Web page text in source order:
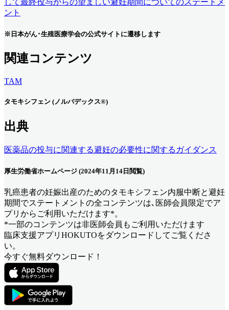
して最終投与からの望ましい避妊期間についてのステートメ
ント
※日本がん･生殖医療学会の公式サイトに遷移します
関連コンテンツ
TAM
タモキシフェン (ノルバデックス®)
出典
医薬品の投与に関連する避妊の必要性に関するガイダンス
厚生労働省ホームページ (2024年11月14日閲覧)
乳癌患者の妊娠出産のためのタモキシフェン内服中断と避妊
期間でステートメント の全コンテンツは､医師会員限定でア
プリからご利用いただけます*。
*一部のコンテンツは非医師会員もご利用いただけます
臨床支援アプリHOKUTOをダウンロードしてご覧くださ
い。
今すぐ無料ダウンロード！